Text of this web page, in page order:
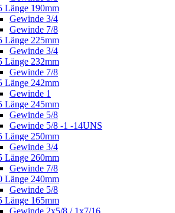
Länge 190mm
Gewinde 3/4
Gewinde 7/8
Länge 225mm
Gewinde 3/4
Länge 232mm
Gewinde 7/8
Länge 242mm
Gewinde 1
Länge 245mm
Gewinde 5/8
Gewinde 5/8 -1 -14UNS
Länge 250mm
Gewinde 3/4
Länge 260mm
Gewinde 7/8
Länge 240mm
Gewinde 5/8
Länge 165mm
Gewinde 2x5/8 / 1x7/16